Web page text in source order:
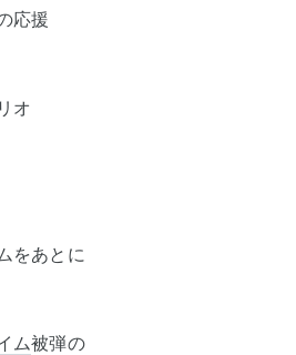
応援
オ
をあとに
ム被弾の